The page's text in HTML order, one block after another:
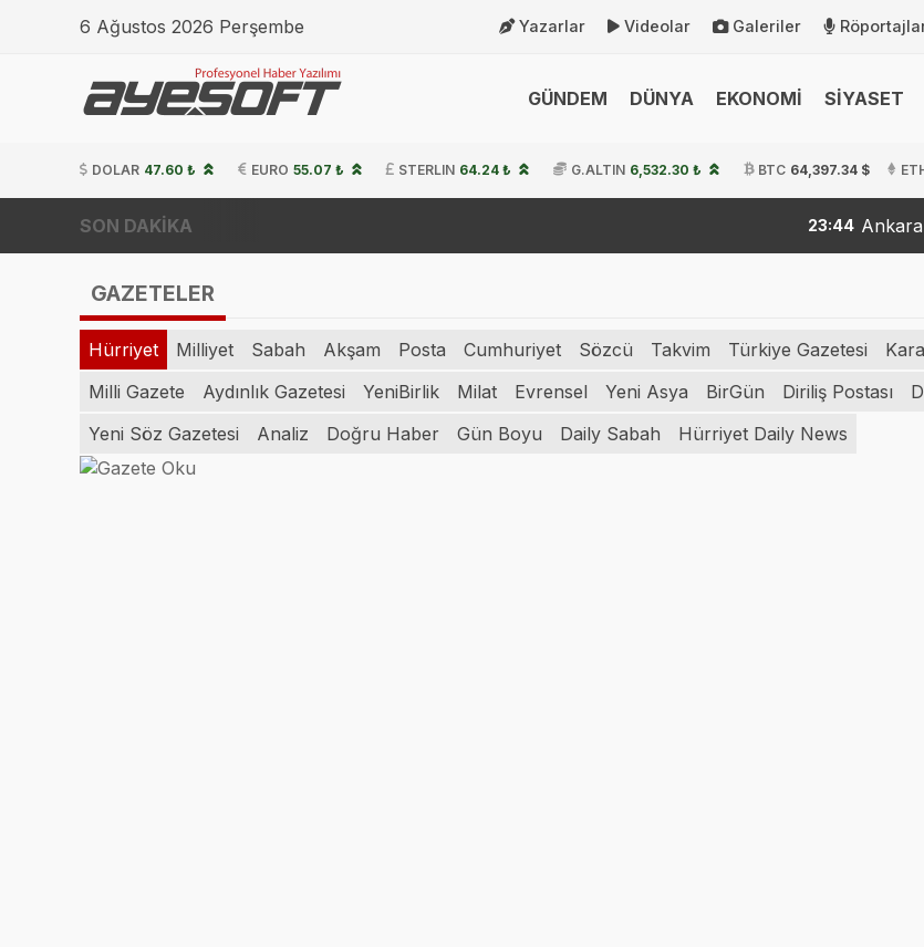
6 Ağustos 2026 Perşembe Yazarlar Videolar Galeriler
GÜNDEM DÜNYA EKONOMİ SİYASET
DOLAR 47.60 ₺ EURO 55.07 ₺ STERLIN 64.24 ₺ G.ALTIN 6,532.30 ₺ BTC 64,397.34 $
SON DAKİKA 23:44 Ankara'daki
GAZETELER
Hürriyet Milliyet Sabah Akşam Posta Cumhuriyet Sözcü Takvim Türkiye Gazetesi
Milli Gazete
Aydınlık Gazetesi YeniBirlik Milat Evrensel Yeni Asya BirGün Diriliş Postası
Yeni Söz Gazetesi
Analiz Doğru Haber Gün Boyu Daily Sabah Hürriyet Daily News